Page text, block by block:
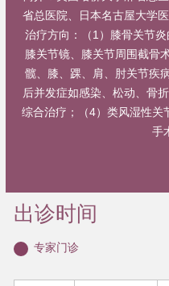
省总医院、日本名古屋大学
治疗方向：（1）膝骨关节
膝关节镜、膝关节周围截骨
髋、膝、踝、肩、肘关节疾
后并发症如感染、松动、骨
综合治疗；（4）类风湿性关
手
出诊时间
专家门诊